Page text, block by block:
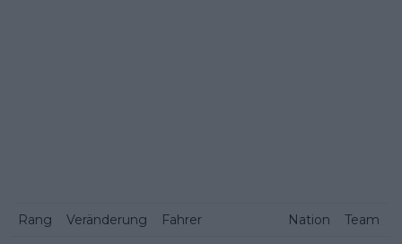
Rang Veränderung Fahrer Nation Team